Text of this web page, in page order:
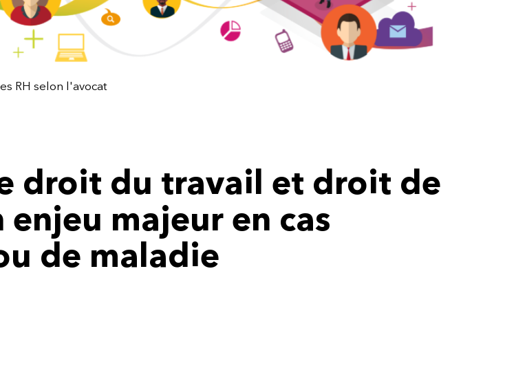
RH selon l'avocat
droit du travail et droit de
majeur en cas
de maladie